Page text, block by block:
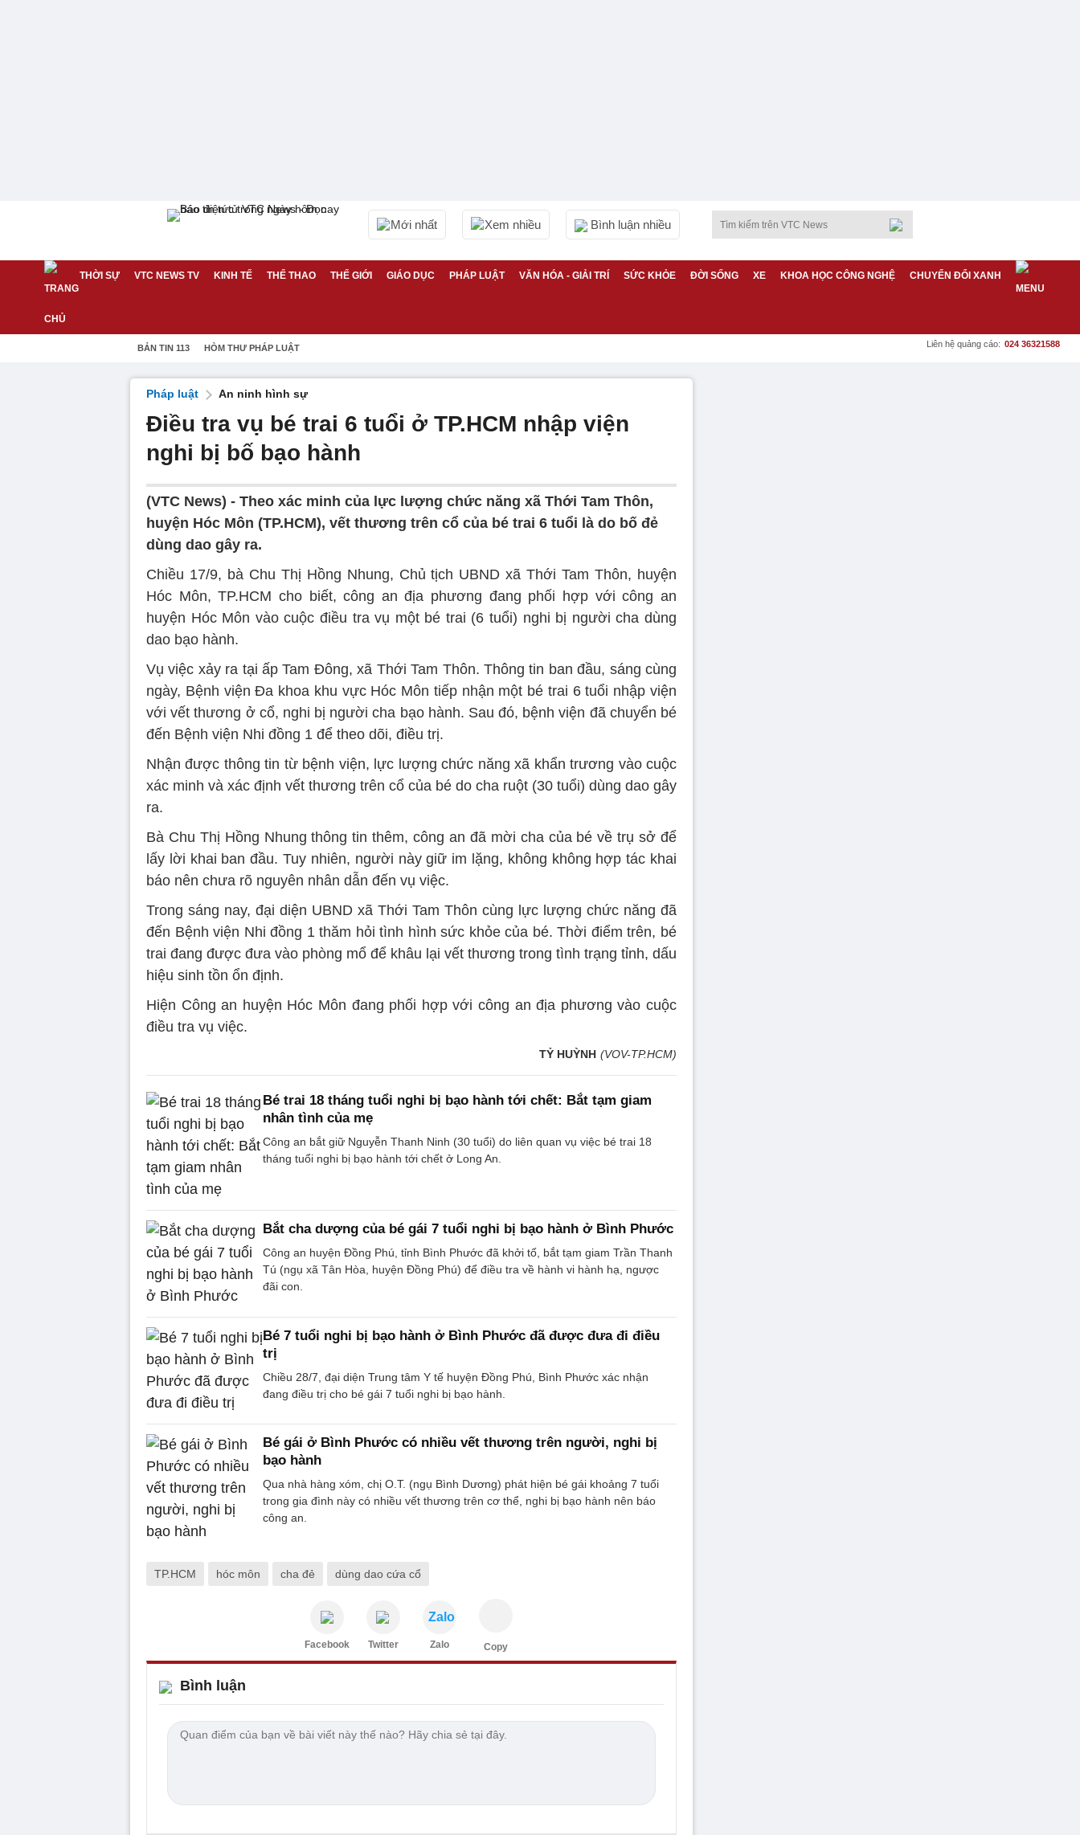
Mới nhất Xem nhiều Bình luận nhiều
THỜI SỰ VTC NEWS TV KINH TẾ THỂ THAO THẾ GIỚI GIÁO DỤC PHÁP LUẬT VĂN HÓA - GIẢI TRÍ SỨC KHỎE ĐỜI SỐNG XE KHOA HỌC CÔNG NGHỆ CHUYỂN ĐỔI XANH
BẢN TIN 113 HÒM THƯ PHÁP LUẬT Liên hệ quảng cáo: 024 36321588
Pháp luật An ninh hình sự
Điều tra vụ bé trai 6 tuổi ở TP.HCM nhập viện
nghi bị bố bạo hành
(VTC News) - Theo xác minh của lực lượng chức năng xã Thới Tam Thôn,
huyện Hóc Môn (TP.HCM), vết thương trên cổ của bé trai 6 tuổi là do bố đẻ
dùng dao gây ra.
Chiều 17/9, bà Chu Thị Hồng Nhung, Chủ tịch UBND xã Thới Tam Thôn, huyện
Hóc Môn, TP.HCM cho biết, công an địa phương đang phối hợp với công an
huyện Hóc Môn vào cuộc điều tra vụ một bé trai (6 tuổi) nghi bị người cha dùng
dao bạo hành.
Vụ việc xảy ra tại ấp Tam Đông, xã Thới Tam Thôn. Thông tin ban đầu, sáng cùng
ngày, Bệnh viện Đa khoa khu vực Hóc Môn tiếp nhận một bé trai 6 tuổi nhập viện
với vết thương ở cổ, nghi bị người cha bạo hành. Sau đó, bệnh viện đã chuyển bé
đến Bệnh viện Nhi đồng 1 để theo dõi, điều trị.
Nhận được thông tin từ bệnh viện, lực lượng chức năng xã khẩn trương vào cuộc
xác minh và xác định vết thương trên cổ của bé do cha ruột (30 tuổi) dùng dao gây
ra.
Bà Chu Thị Hồng Nhung thông tin thêm, công an đã mời cha của bé về trụ sở để
lấy lời khai ban đầu. Tuy nhiên, người này giữ im lặng, không không hợp tác khai
báo nên chưa rõ nguyên nhân dẫn đến vụ việc.
Trong sáng nay, đại diện UBND xã Thới Tam Thôn cùng lực lượng chức năng đã
đến Bệnh viện Nhi đồng 1 thăm hỏi tình hình sức khỏe của bé. Thời điểm trên, bé
trai đang được đưa vào phòng mổ để khâu lại vết thương trong tình trạng tỉnh, dấu
hiệu sinh tồn ổn định.
Hiện Công an huyện Hóc Môn đang phối hợp với công an địa phương vào cuộc
điều tra vụ việc.
TỶ HUỲNH (VOV-TP.HCM)
Bé trai 18 tháng tuổi nghi bị bạo hành tới chết: Bắt tạm giam
nhân tình của mẹ
Công an bắt giữ Nguyễn Thanh Ninh (30 tuổi) do liên quan vụ việc bé trai 18
tháng tuổi nghi bị bạo hành tới chết ở Long An.
Bắt cha dượng của bé gái 7 tuổi nghi bị bạo hành ở Bình Phước
Công an huyện Đồng Phú, tỉnh Bình Phước đã khởi tố, bắt tạm giam Trần Thanh
Tú (ngụ xã Tân Hòa, huyện Đồng Phú) để điều tra về hành vi hành hạ, ngược
đãi con.
Bé 7 tuổi nghi bị bạo hành ở Bình Phước đã được đưa đi điều
trị
Chiều 28/7, đại diện Trung tâm Y tế huyện Đồng Phú, Bình Phước xác nhận
đang điều trị cho bé gái 7 tuổi nghi bị bạo hành.
Bé gái ở Bình Phước có nhiều vết thương trên người, nghi bị
bạo hành
Qua nhà hàng xóm, chị O.T. (ngụ Bình Dương) phát hiện bé gái khoảng 7 tuổi
trong gia đình này có nhiều vết thương trên cơ thể, nghi bị bạo hành nên báo
công an.
TP.HCM hóc môn cha đẻ dùng dao cứa cổ
Facebook Twitter
Zalo
Zalo Copy
Bình luận